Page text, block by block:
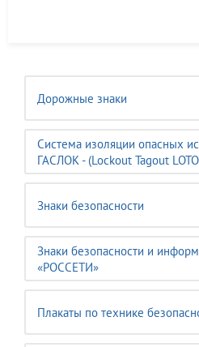
Дорожные знаки
Система изоляции опасных
ГАСЛОК - (Lockout Tagout
Знаки безопасности
Знаки безопасности и
«РОССЕТИ»
Плакаты по технике